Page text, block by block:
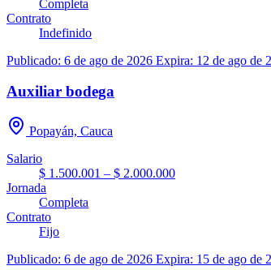
Completa
Contrato
Indefinido
Publicado: 6 de ago de 2026 Expira: 12 de ago de
Auxiliar bodega
Popayán, Cauca
Salario
$ 1.500.001 – $ 2.000.000
Jornada
Completa
Contrato
Fijo
Publicado: 6 de ago de 2026 Expira: 15 de ago de